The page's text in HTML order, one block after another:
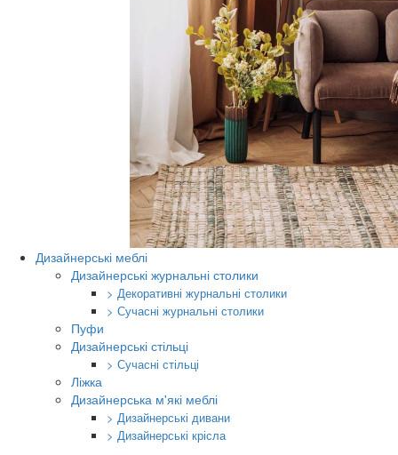
Дизайнерські меблі
Дизайнерські журнальні столики
> Декоративні журнальні столики
> Сучасні журнальні столики
Пуфи
Дизайнерські стільці
> Сучасні стільці
Ліжка
Дизайнерська м'які меблі
> Дизайнерські дивани
> Дизайнерські крісла